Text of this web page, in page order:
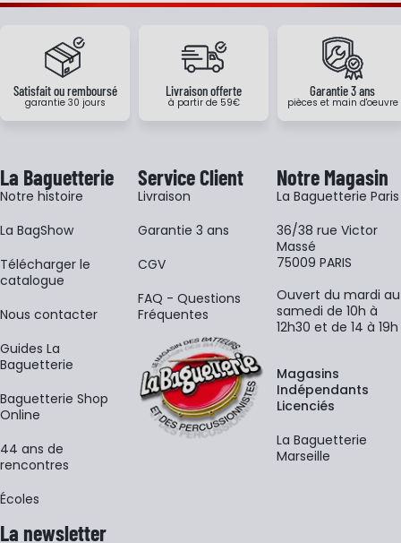
Satisfait ou remboursé
garantie 30 jours
Livraison offerte
à partir de 59€
Garantie 3 ans
pièces et main d'oeuvre
La Baguetterie
Notre histoire
La BagShow
​Télécharger le
catalogue
Nous contacter
Guides La
Baguetterie
Baguetterie Shop
Online
44 ans de
rencontres
Écoles
Service Client
Livraison
Garantie 3 ans
CGV
FAQ - Questions
Fréquentes
Notre Magasin
La Baguetterie Paris
36/38 rue Victor
Massé
75009 PARIS
Ouvert du mardi au
samedi de 10h à
12h30 et de 14 à 19h
Magasins
Indépendants
Licenciés
La Baguetterie
Marseille
La newsletter